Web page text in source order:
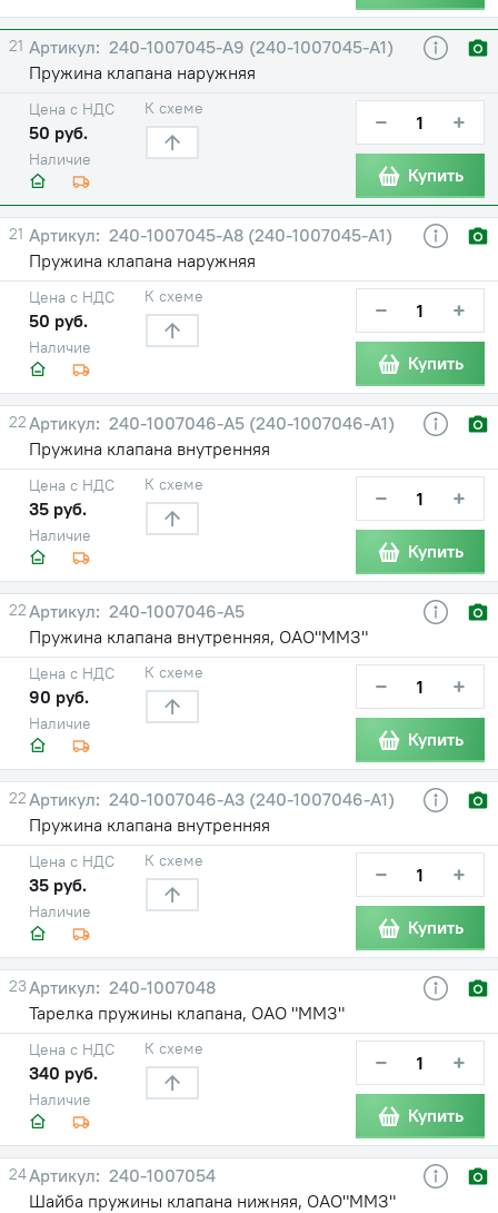
21
240-1007045-А9 (240-1007045-А1)
Пружина клапана наружняя
Наличие
Цена с НДС
50 руб.
К схеме − +
Купить
21
240-1007045-А8 (240-1007045-А1)
Пружина клапана наружняя
Наличие
Цена с НДС
50 руб.
К схеме − +
Купить
22
240-1007046-А5 (240-1007046-А1)
Пружина клапана внутренняя
Наличие
Цена с НДС
35 руб.
К схеме − +
Купить
22
240-1007046-А5
Пружина клапана внутренняя, ОАО"ММЗ"
Наличие
Цена с НДС
90 руб.
К схеме − +
Купить
22
240-1007046-А3 (240-1007046-А1)
Пружина клапана внутренняя
Наличие
Цена с НДС
35 руб.
К схеме − +
Купить
23
240-1007048
Тарелка пружины клапана, ОАО "ММЗ"
Наличие
Цена с НДС
340 руб.
К схеме − +
Купить
24
240-1007054
Шайба пружины клапана нижняя, ОАО"ММЗ"